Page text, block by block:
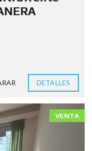
DETALLES
VENTA